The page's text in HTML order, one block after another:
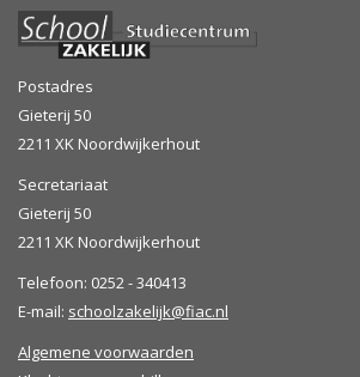
Postadres
Gieterij 50
2211 XK Noordwijkerhout
Secretariaat
Gieterij 50
2211 XK Noordwijkerhout
Telefoon: 0252 - 340413
E-mail: schoolzakelijk@fiac.nl
Algemene voorwaarden